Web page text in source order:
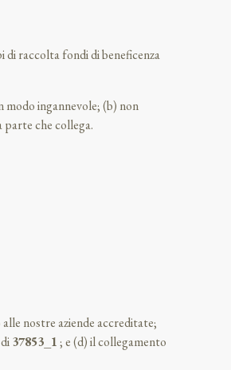
di raccolta fondi di beneficenza
modo ingannevole; (b) non
parte che collega.
nostre aziende accreditate;
37853_1; e (d) il collegamento